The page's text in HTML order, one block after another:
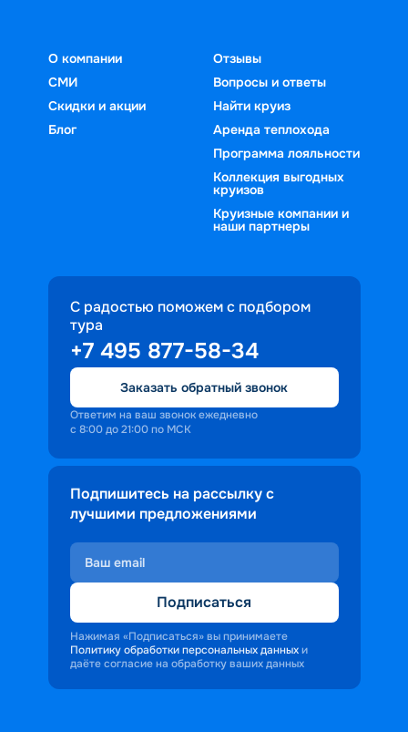
О компании
СМИ
Скидки и акции
Блог
Отзывы
Вопросы и ответы
Найти круиз
Аренда теплохода
Программа лояльности
Коллекция выгодных
круизов
Круизные компании и
наши партнеры
С радостью поможем с подбором
тура
+7 495 877-58-34
Заказать обратный звонок
Ответим на ваш звонок ежедневно
с 8:00 до 21:00 по МСК
Подпишитесь на рассылку с
лучшими предложениями
Подписаться
Нажимая «Подписаться» вы принимаете
Политику обработки персональных данных и
даёте согласие на обработку ваших данных